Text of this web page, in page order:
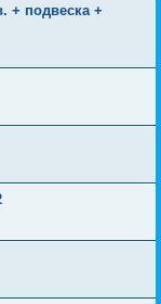
+ подвеска +